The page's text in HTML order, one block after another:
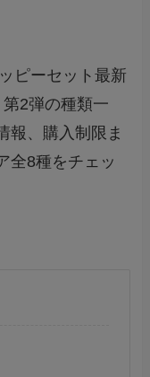
ピーセット最新
2弾の種類一
報、購入制限ま
全8種をチェッ